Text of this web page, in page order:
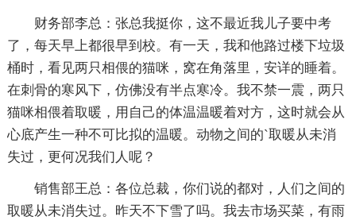
财务部李总：张总我挺你，这不最近我儿子要中考
了，每天早上都很早到校。有一天，我和他路过楼下垃圾
桶时，看见两只相偎的猫咪，窝在角落里，安详的睡着。
在刺骨的寒风下，仿佛没有半点寒冷。我不禁一震，两只
猫咪相偎着取暖，用自己的体温温暖着对方，这时就会从
心底产生一种不可比拟的温暖。动物之间的`取暖从未消
失过，更何况我们人呢？
销售部王总：各位总裁，你们说的都对，人们之间的
取暖从未消失过。昨天不下雪了吗。我去市场买菜，有雨